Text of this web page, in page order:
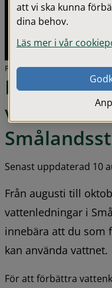
Foto: Svapipe AB
Senast uppdaterad 10
Från augusti till
vattenledningar i
innebära att du som
kan använda vattnet.
För att förbättra
att vi ska kunna
dina behov.
Läs mer i vår